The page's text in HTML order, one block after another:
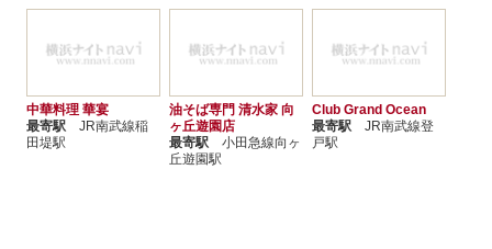
中華料理 華宴
最寄駅 JR南武線稲
田堤駅
油そば専門 清水家 向
ヶ丘遊園店
最寄駅 小田急線向ヶ
丘遊園駅
Club Grand Ocean
最寄駅 JR南武線登
戸駅